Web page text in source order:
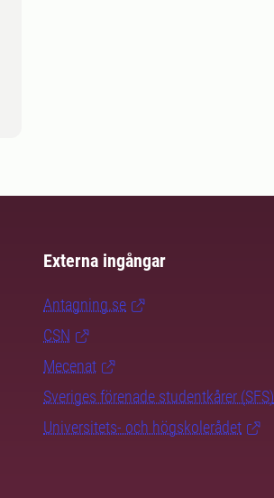
Externa ingångar
Antagning.se
CSN
Mecenat
Sveriges förenade studentkårer (SFS)
Universitets- och högskolerådet